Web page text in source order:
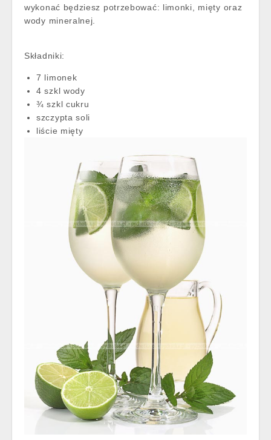
wykonać będziesz potrzebować: limonki, mięty oraz
wody mineralnej.
Składniki:
7 limonek
4 szkl wody
¾ szkl cukru
szczypta soli
liście mięty